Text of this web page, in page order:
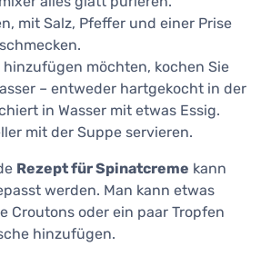
mit Salz, Pfeffer und einer Prise
hinzufügen möchten, kochen Sie
– entweder hartgekocht in der
in Wasser mit etwas Essig.
mit der Suppe servieren.
Rezept für Spinatcreme kann
werden. Man kann etwas
Croutons oder ein paar Tropfen
hinzufügen.